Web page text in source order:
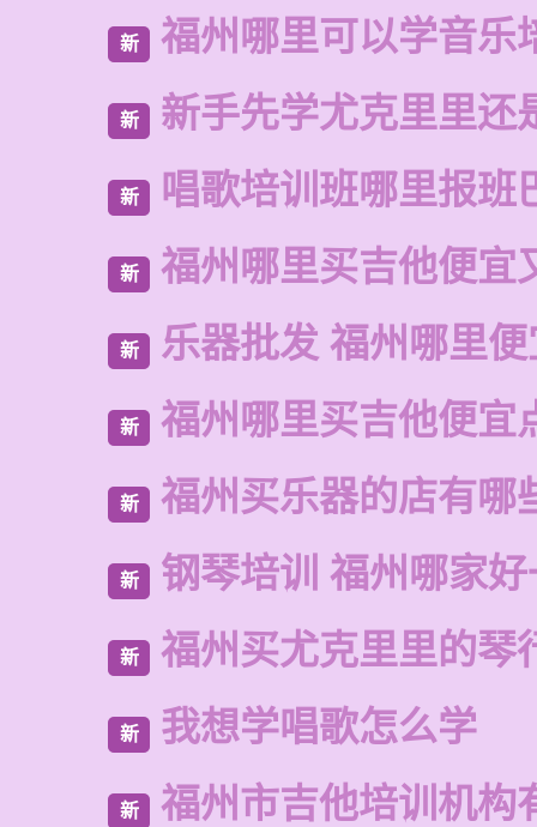
新 福州哪里可以学音乐
新 新手先学尤克里里还
新 唱歌培训班哪里报班
新 福州哪里买吉他便宜
新 乐器批发 福州哪里
新 福州哪里买吉他便宜
新 福州买乐器的店有哪
新 钢琴培训 福州哪家
新 福州买尤克里里的琴
新 我想学唱歌怎么学
新 福州市吉他培训机构